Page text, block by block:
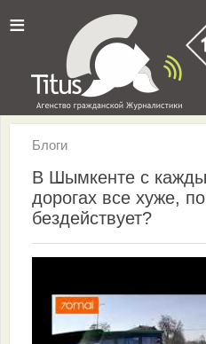
≡
Блоги
В Шымкенте с
дорогах все хуже,
бездействует?